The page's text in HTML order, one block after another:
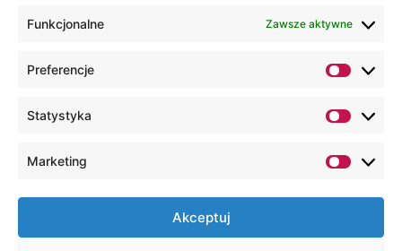
Funkcjonalne Zawsze aktywne
Preferencje
Statystyka
Marketing
Akceptuj